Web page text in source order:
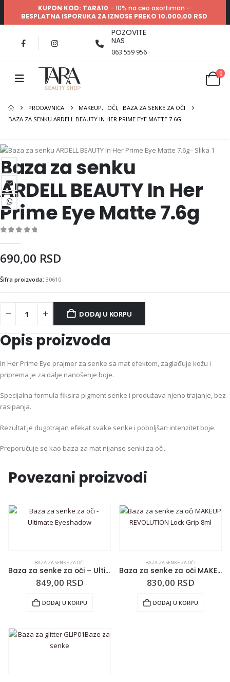
KUPON KOD: TARA10 - 10% na ceo asortiman -
BESPLATNA ISPORUKA ZA IZNOSE PREKO 10.000,00 RSD
POZOVITE
NAS
063 559 956
0
PRODAVNICA MAKEUP, OČI,
BAZA ZA SENKE ZA OČI
BAZA ZA SENKU ARDELL BEAUTY IN HER PRIME EYE MATTE 7.6G
Baza za senku
ARDELL BEAUTY In Her
Prime Eye Matte 7.6g
690,00 RSD
Šifra proizvoda: 30610
DODAJ U KORPU
Opis proizvoda
In Her Prime Eye prajmer za senke sa mat efektom, zaglađuje kožu i
priprema je za dalje nanošenje boje.
Specijalna formula fiksira pigment senke i produžava njeno trajanje, bez
rasipanja.
Rezultat je dugotrajan efekat svake senke i poboljšan intenzitet boje.
Preporučuje se kao baza za mat nijanse senki za oči.
Povezani proizvodi
BAZA ZA SENKE ZA OČI
Baza za senke za oči – Ultimate Eyeshadow
849,00 RSD
DODAJ U KORPU
BAZA ZA SENKE ZA OČI
Baza za senke za oči MAKEUP REVOLUTION Lock Grip 8ml
830,00 RSD
DODAJ U KORPU